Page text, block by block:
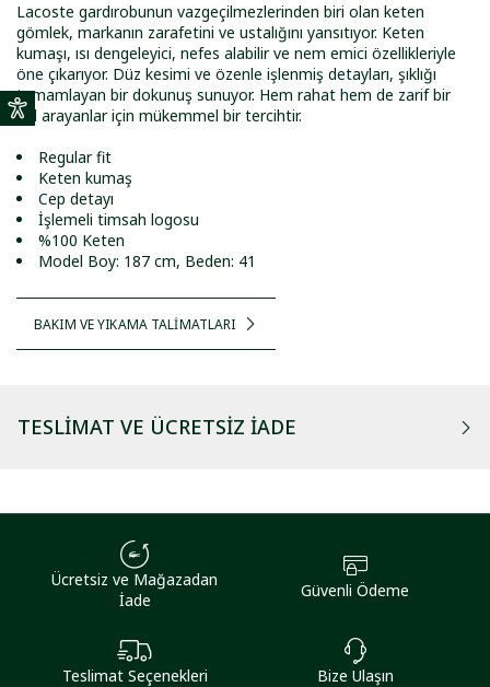
Lacoste gardırobunun vazgeçilmezlerinden biri olan keten
gömlek, markanın zarafetini ve ustalığını yansıtıyor. Keten
kumaşı, ısı dengeleyici, nefes alabilir ve nem emici özellikleriyle
öne çıkarıyor. Düz kesimi ve özenle işlenmiş detayları, şıklığı
tamamlayan bir dokunuş sunuyor. Hem rahat hem de zarif bir
stil arayanlar için mükemmel bir tercihtir.
Regular fit
Keten kumaş
Cep detayı
İşlemeli timsah logosu
%100 Keten
Model Boy: 187 cm, Beden: 41
BAKIM VE YIKAMA TALİMATLARI
TESLIMAT VE ÜCRETSIZ İADE
Ücretsiz ve Mağazadan
İade
Güvenli Ödeme
Teslimat Seçenekleri Bize Ulaşın